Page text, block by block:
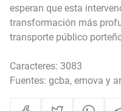
esperan que esta
transformación más
transporte público
Caracteres: 3083
Fuentes: gcba, emova y